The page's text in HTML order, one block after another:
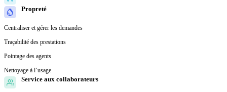
Propreté
Centraliser et gérer les demandes
Traçabilité des prestations
Pointage des agents
Nettoyage à l’usage
Service aux collaborateurs